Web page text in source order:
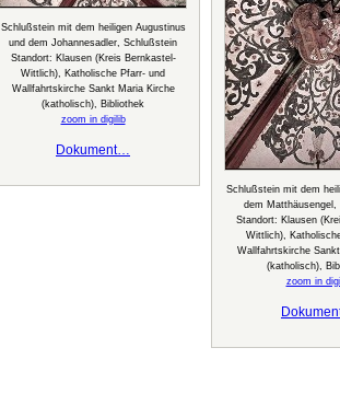
Schlußstein mit dem heiligen Augustinus
und dem Johannesadler, Schlußstein
Standort: Klausen (Kreis Bernkastel-
Wittlich), Katholische Pfarr- und
Wallfahrtskirche Sankt Maria Kirche
(katholisch), Bibliothek
zoom in digilib
Dokument…
Schlußstein mit dem
dem Matthäusengel,
Standort: Klausen
Wittlich),
Wallfahrtskirche
(katholisch),
zoom in